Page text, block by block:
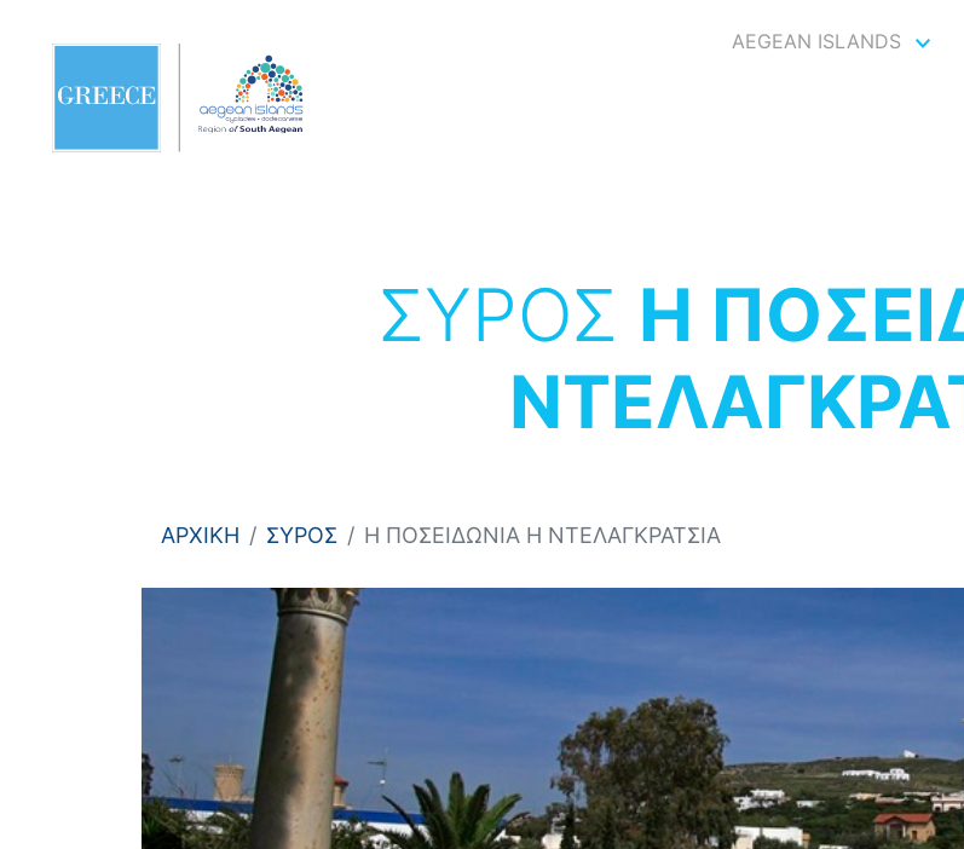
AEGEAN ISLANDS
ΣΥΡΟΣ Η
ΑΡΧΙΚΗ ΣΥΡΟΣ Η ΠΟΣΕΙΔΩΝΙΑ Η ΝΤΕΛΑΓΚΡΑΤΣΙΑ